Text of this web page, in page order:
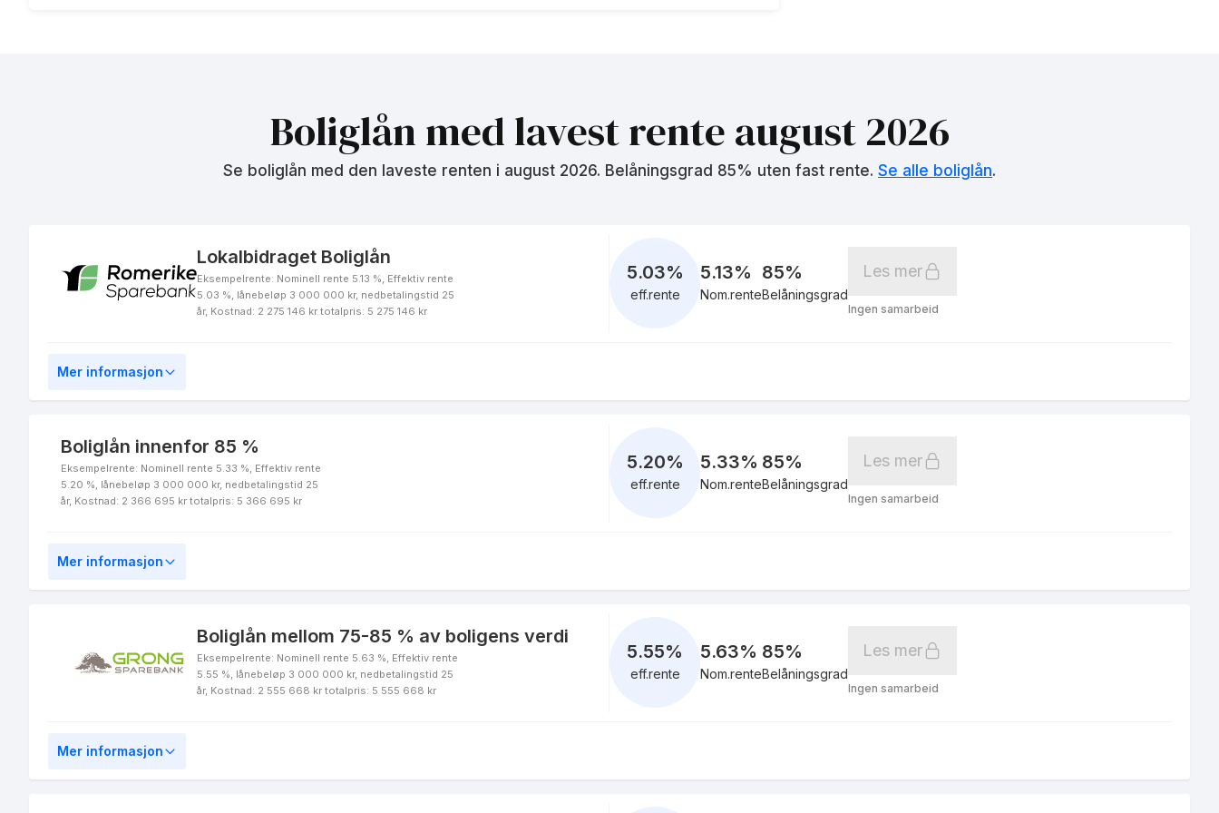
Norsk Journalistlag (NJ) -
Boliglån u/75 %
Norsk Journalistlag (NJ) -
Fastrentelån 10 år
5.13%
Finansforbundet -
5.09%
Boliglån med lavest renteaugust 2026
Se boliglån med den laveste renten i august 2026. Belåningsgrad 85% uten fast rente. Se alle boliglån.
Lokalbidraget Boliglån
Eksempelrente: Nominell rente 5.13 %, Effektiv rente
5.03 %, lånebeløp 3 000 000 kr, nedbetalingstid 25
år, Kostnad: 2 275 146 kr totalpris: 5 275 146 kr
5.03%
eff.rente
5.13%
Nom.rente
85%
Belåningsgrad
Les mer
Ingen samarbeid
Mer informasjon
Boliglån innenfor 85 %
Eksempelrente: Nominell rente 5.33 %, Effektiv rente
5.20 %, lånebeløp 3 000 000 kr, nedbetalingstid 25
år, Kostnad: 2 366 695 kr totalpris: 5 366 695 kr
5.20%
eff.rente
5.33%
Nom.rente
85%
Belåningsgrad
Les mer
Ingen samarbeid
Mer informasjon
Boliglån mellom 75-85 % av boligens verdi
Eksempelrente: Nominell rente 5.63 %, Effektiv rente
5.55 %, lånebeløp 3 000 000 kr, nedbetalingstid 25
år, Kostnad: 2 555 668 kr totalpris: 5 555 668 kr
5.55%
eff.rente
5.63%
Nom.rente
85%
Belåningsgrad
Les mer
Ingen samarbeid
Mer informasjon